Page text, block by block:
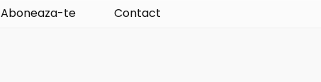
Aboneaza-te Contact